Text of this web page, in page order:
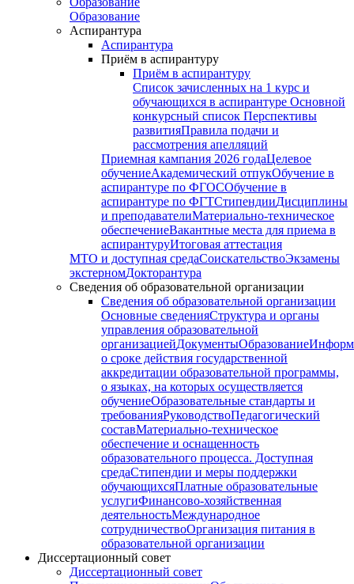
Образование
Аспирантура
Аспирантура
Приём в аспирантуру
Приём в аспирантуру
Список зачисленных на 1 курс и
обучающихся в аспирантуре Основной
конкурсный список Перспективы
развитияПравила подачи и
рассмотрения апелляций
Приемная кампания 2026 годаЦелевое
обучениеАкадемический отпукОбучение в
аспирантуре по ФГОСОбучение в
аспирантуре по ФГТСтипендииДисциплины
и преподавателиМатериально-техническое
обеспечениеВакантные места для приема в
аспирантуруИтоговая аттестация
МТО и доступная средаСоискательствоЭкзамены
экстерномДокторантура
Сведения об образовательной организации
Сведения об образовательной организации
Основные сведенияСтруктура и органы
управления образовательной
организациейДокументыОбразование
о сроке действия государственной
аккредитации образовательной программы,
о языках, на которых осуществляется
обучениеОбразовательные стандарты и
требованияРуководствоПедагогический
составМатериально-техническое
обеспечение и оснащенность
образовательного процесса. Доступная
средаСтипендии и меры поддержки
обучающихсяПлатные образовательные
услугиФинансово-хозяйственная
деятельностьМеждународное
сотрудничествоОрганизация питания в
образовательной организации
Диссертационный совет
Диссертационный совет